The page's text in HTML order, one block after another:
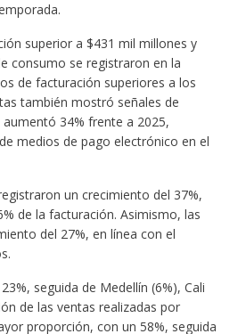
superior a $431 mil millones y
consumo se registraron en la
de facturación superiores a los
también mostró señales de
34% frente a 2025,
medios de pago electrónico en el
un crecimiento del 37%,
de la facturación. Asimismo, las
del 27%, en línea con el
seguida de Medellín (6%), Cali
de las ventas realizadas por
proporción, con un 58%, seguida